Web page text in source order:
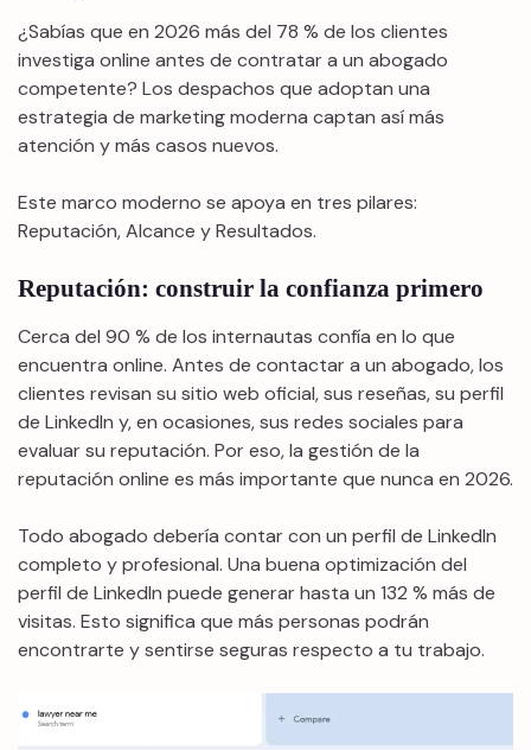
¿Sabías que en 2026 más del 78 % de los clientes
investiga online antes de contratar a un abogado
competente? Los despachos que adoptan una
estrategia de marketing moderna captan así más
atención y más casos nuevos.
Este marco moderno se apoya en tres pilares:
Reputación, Alcance y Resultados.
Reputación: construir la confianza primero
Cerca del 90 % de los internautas confía en lo que
encuentra online. Antes de contactar a un abogado, los
clientes revisan su sitio web oficial, sus reseñas, su perfil
de LinkedIn y, en ocasiones, sus redes sociales para
evaluar su reputación. Por eso, la gestión de la
reputación online es más importante que nunca en 2026.
Todo abogado debería contar con un perfil de LinkedIn
completo y profesional. Una buena optimización del
perfil de LinkedIn puede generar hasta un 132 % más de
visitas. Esto significa que más personas podrán
encontrarte y sentirse seguras respecto a tu trabajo.